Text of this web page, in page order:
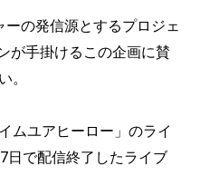
の発信源とするプロジェ
が手掛けるこの企画に賛
。
ムユアヒーロー」のライ
日で配信終了したライブ